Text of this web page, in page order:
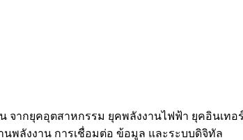
จากยุคอุตสาหกรรม ยุคพลังงานไฟฟ้า ยุคอินเท
พลังงาน การเชื่อมต่อ ข้อมูล และระบบดิจิทัล